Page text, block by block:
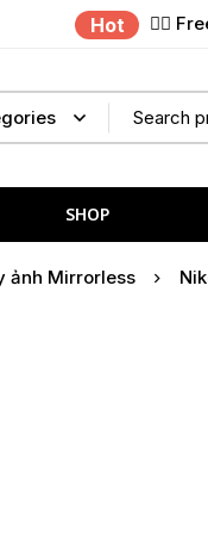
Hot ✌🏼
SHOP
ảnh Mirrorless